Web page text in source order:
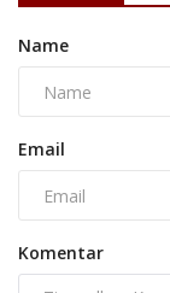
Name
Email
Komentar